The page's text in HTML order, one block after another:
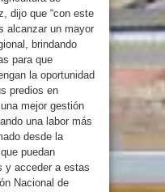
dijo que “con este
alcanzar un mayor
brindando
para que
la oportunidad
predios en
mejor gestión
una labor más
desde la
puedan
y acceder a estas
Nacional de